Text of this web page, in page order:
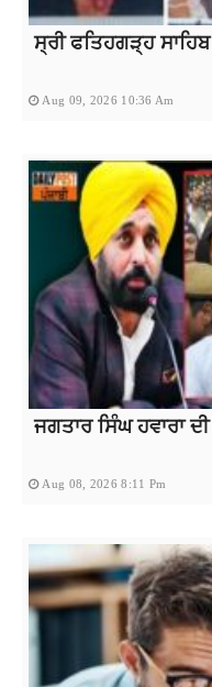
ਸ੍ਰੀ ਫਤਿਹਗੜ੍ਹ
Aug 09, 2026 10:36 Am
ਜਗਤਾਰ ਸਿੰਘ ਹਵਾਰਾ
Aug 08, 2026 8:11 Pm